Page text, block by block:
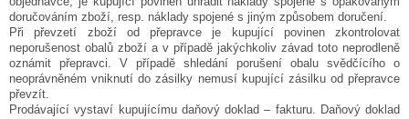
doručováním zboží, resp. náklady spojené s jiným způsobem doručení.
Při převzetí zboží od přepravce je kupující povinen zkontrolovat
neporušenost obalů zboží a v případě jakýchkoliv závad toto neprodleně
oznámit přepravci. V případě shledání porušení obalu svědčícího o
neoprávněném vniknutí do zásilky nemusí kupující zásilku od přepravce
převzít.
Prodávající vystaví kupujícímu daňový doklad – fakturu. Daňový doklad